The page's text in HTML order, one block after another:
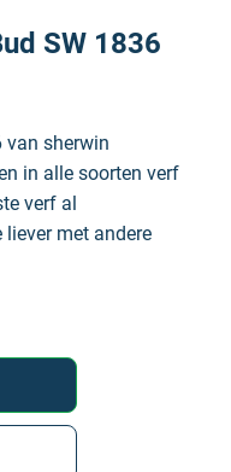
SW 1836
van sherwin
in alle soorten verf
verf al
liever met andere